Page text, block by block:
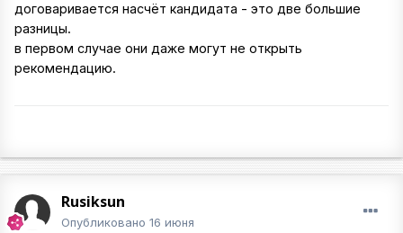
договаривается насчёт кандидата - это две большие
разницы.
в первом случае они даже могут не открыть
рекомендацию.
Rusiksun
Опубликовано 16 июня